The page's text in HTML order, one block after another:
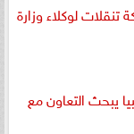
لوكلاء وزارة
يبحث التعاون مع